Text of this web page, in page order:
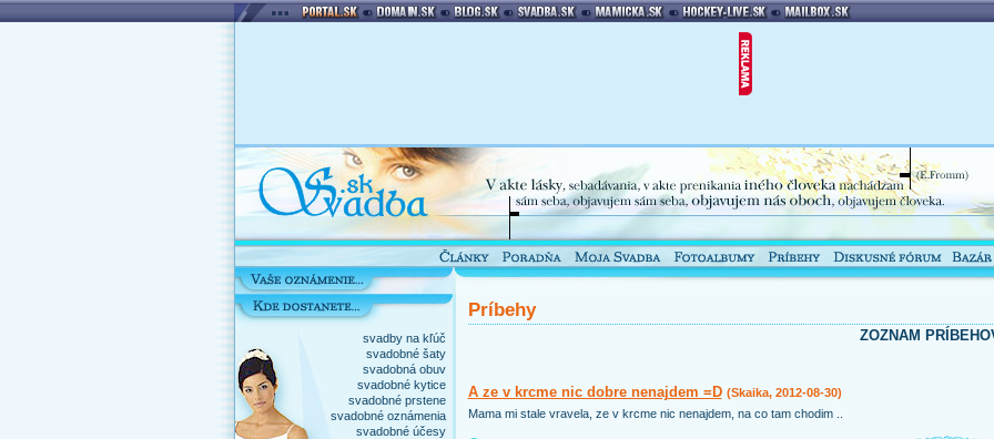
svadby na kľúč
svadobné šaty
svadobná obuv
svadobné kytice
svadobné prstene
svadobné oznámenia
svadobné účesy
Príbehy
ZOZNAM
A ze v krcme nic dobre nenajdem =D (Skaika, 2012-08-30)
Mama mi stale vravela, ze v krcme nic nenajdem, na co tam chodim ..